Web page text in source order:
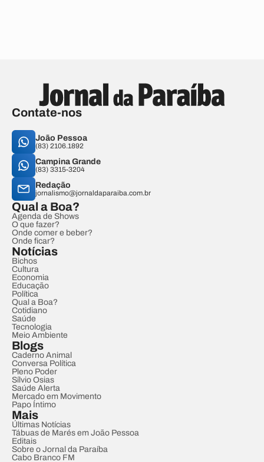
Contate-nos
João Pessoa
(83) 2106.1892
Campina Grande
(83) 3315-3204
Redação
jornalismo@jornaldaparaiba.com.br
Qual a Boa?
Agenda de Shows
O que fazer?
Onde comer e beber?
Onde ficar?
Notícias
Bichos
Cultura
Economia
Educação
Política
Qual a Boa?
Cotidiano
Saúde
Tecnologia
Meio Ambiente
Blogs
Caderno Animal
Conversa Política
Pleno Poder
Sílvio Osias
Saúde Alerta
Mercado em Movimento
Papo Íntimo
Mais
Últimas Notícias
Tábuas de Marés em João Pessoa
Editais
Sobre o Jornal da Paraíba
Cabo Branco FM